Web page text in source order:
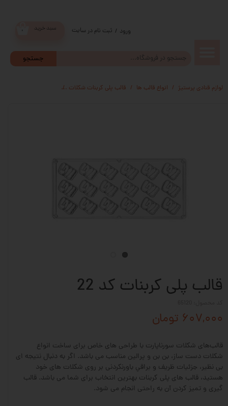
جستجو
سبد خرید ورود / ثبت نام در سایت
خروج از
حساب
کاربری
لوازم قنادی پرستیژ انواع قالب ها قالب پلی کربنات شکلات
قالب پلی کربنات کد 22
۶۰۷,۰۰۰ تومان
قالب‌های شکلات سورناپارت با طراحی های خاص برای ساخت انواع
شکلات دست ساز، بن بن و پرالین مناسب می باشد. اگر به دنبال نتیجه ای
بی نظیر، جزئیات ظریف و براقیِ باورنکردنی بر روی شکلات های خود
هستید، قالب های پلی کربنات بهترین انتخاب برای شما می باشد. قالب
گیری و تمیز کردن آن به راحتی انجام می شود.